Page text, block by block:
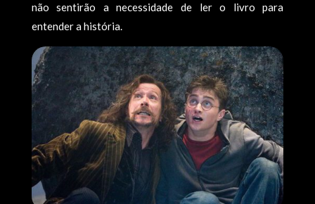
não sentirão a necessidade de ler o livro para
entender a história.